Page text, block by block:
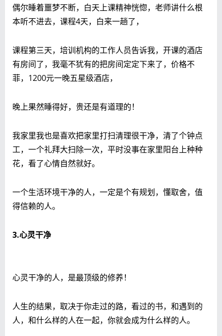
偶尔睡着噩梦不断，白天上课精神恍惚，老师讲什么根
本听不进去，课程4天，白来一趟了，
课程第三天，培训机构的工作人员告诉我，开课的酒店
有房间了，我毫不犹有的把房间定定下来了，价格不
菲，1200元一晚五星级酒店，
晚上果然睡得好，贵还是有道理的！
我家里我也是喜欢把家里打扫清理很干净，清了个钟点
工，一个礼拜大扫除一次，平时没事在家里阳台上种种
花，看了心情自然就好。
一个生活环境干净的人，一定是个有规划，懂取舍，值
得信赖的人。
3.心灵干净
心灵干净的人，是最顶级的修养！
人生的结果，取决于你走过的路，看过的书，和遇到的
人，和什么样的人在一起，你就会成为什么样的人。